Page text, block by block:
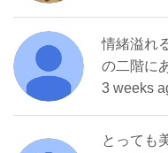
情緒溢れ
の二階に
3 weeks
とっても